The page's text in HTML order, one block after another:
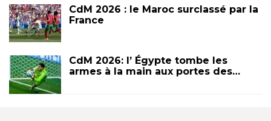
CdM 2026 : le Maroc surclassé par la
France
CdM 2026: l’ Égypte tombe les
armes à la main aux portes des…